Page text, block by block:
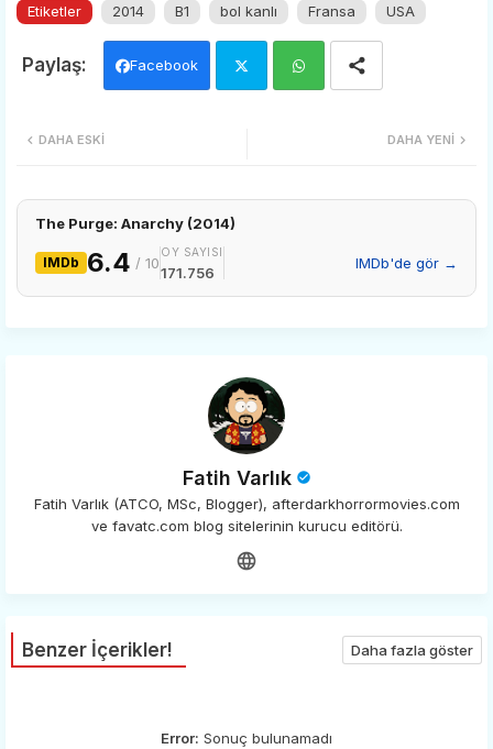
Etiketler 2014 B1 bol kanlı Fransa USA
Facebook
app
DAHA YENI
DAHA ESKI
The Purge: Anarchy (2014)
IMDb 6.4 / 10
OY SAYISI
171.756
IMDb'de gör →
Fatih Varlık
Fatih Varlık (ATCO, MSc, Blogger), afterdarkhorrormovies.com
ve favatc.com blog sitelerinin kurucu editörü.
Benzer İçerikler! Daha fazla göster
Error: Sonuç bulunamadı